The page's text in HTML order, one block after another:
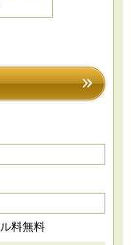
料無料